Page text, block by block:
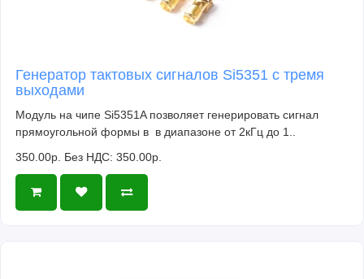
Генератор тактовых сигналов Si5351 с тремя
выходами
Модуль на чипе Si5351A позволяет генерировать сигнал
прямоугольной формы в в диапазоне от 2кГц до 1..
350.00р. Без НДС: 350.00р.